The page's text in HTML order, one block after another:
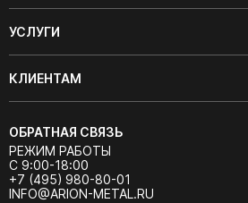
УСЛУГИ
КЛИЕНТАМ
ОБРАТНАЯ СВЯЗЬ
РЕЖИМ РАБОТЫ
С 9:00-18:00
+7 (495) 980-80-01
INFO@ARION-METAL.RU